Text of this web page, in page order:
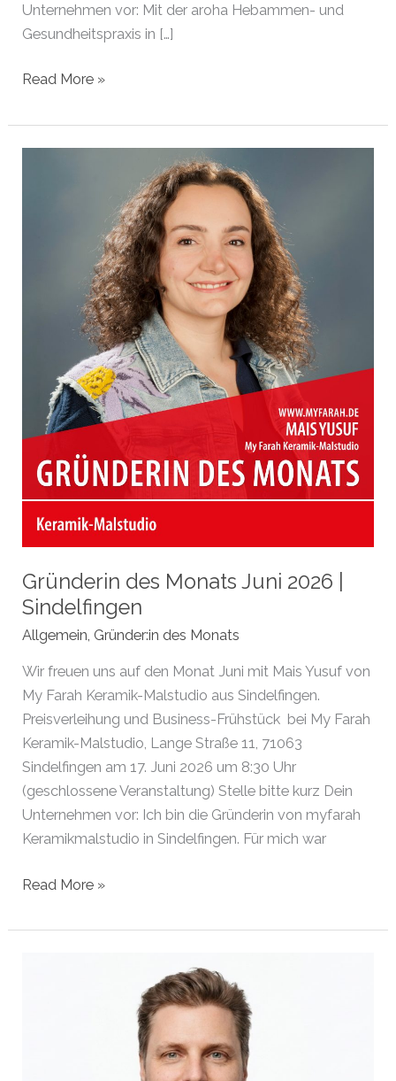
Unternehmen vor: Mit der aroha Hebammen- und
Gesundheitspraxis in […]
Gründerin
Monats
Juli
Read More »
Gründerin des Monats Juni 2026 |
Sindelfingen
Allgemein Gründer:in des Monats
Wir freuen uns auf den Monat Juni mit Mais Yusuf von
My Farah Keramik-Malstudio aus Sindelfingen.
Preisverleihung und Business-Frühstück bei My Farah
Keramik-Malstudio, Lange Straße 11, 71063
Sindelfingen am 17. Juni 2026 um 8:30 Uhr
(geschlossene Veranstaltung) Stelle bitte kurz Dein
Unternehmen vor: Ich bin die Gründerin von myfarah
Keramikmalstudio in Sindelfingen. Für mich war
Gründerin
Monats
Read More »